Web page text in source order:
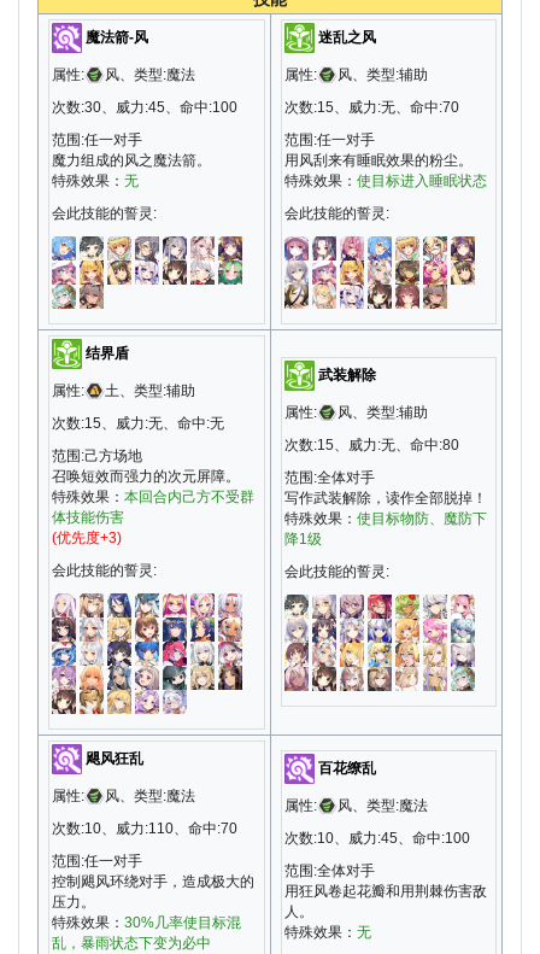
魔法箭-风
属性:
风、类型:魔法
次数:30、威力:45、命中:100
范围:任一对手
魔力组成的风之魔法箭。
特殊效果： 无
会此技能的誓灵:
迷乱之风
属性:
风、类型:辅助
次数:15、威力:无、命中:70
范围:任一对手
用风刮来有睡眠效果的粉尘。
特殊效果： 使目标进入睡眠状态
会此技能的誓灵:
结界盾
属性:
土、类型:辅助
次数:15、威力:无、命中:无
范围:己方场地
召唤短效而强力的次元屏障。
特殊效果： 本回合内己方不受群
体技能伤害
(优先度+3)
会此技能的誓灵:
武装解除
属性:
风、类型:辅助
次数:15、威力:无、命中:80
范围:全体对手
写作武装解除，读作全部脱掉！
特殊效果： 使目标物防、魔防下
降1级
会此技能的誓灵:
飓风狂乱
属性:
风、类型:魔法
次数:10、威力:110、命中:70
范围:任一对手
控制飓风环绕对手，造成极大的
压力。
特殊效果： 30%几率使目标混
乱，暴雨状态下变为必中
百花缭乱
属性:
风、类型:魔法
次数:10、威力:45、命中:100
范围:全体对手
用狂风卷起花瓣和用荆棘伤害敌
人。
特殊效果： 无